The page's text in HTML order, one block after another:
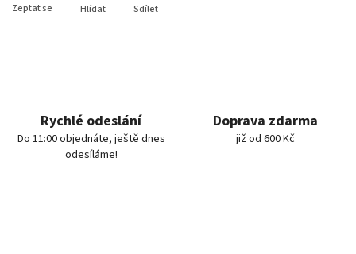
Zeptat se Hlídat Sdílet
Rychlé odeslání
Do 11:00 objednáte, ještě dnes
odesíláme!
Doprava zdarma
již od 600 Kč